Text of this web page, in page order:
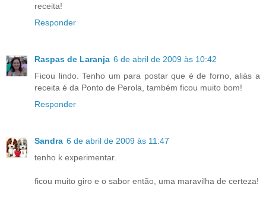
receita!
Responder
Raspas de Laranja 6 de abril de 2009 às 10:42
Ficou lindo. Tenho um para postar que é de forno, aliás a
receita é da Ponto de Perola, também ficou muito bom!
Responder
Sandra 6 de abril de 2009 às 11:47
tenho k experimentar.
ficou muito giro e o sabor então, uma maravilha de certeza!